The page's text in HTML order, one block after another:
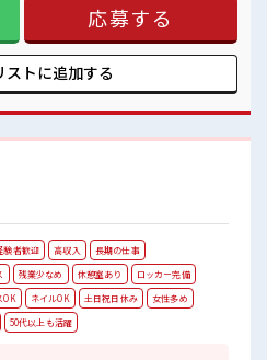
すね★
願いすることもあります♪ ≪完全週休
友人と一緒にプライベート満喫！ ≪モ
手過ぎなければ髪型や髪色自由♪ (規
事≫ 新しいことにチャレンジするのは
働く環境が整っています！ イチからス
まず気軽に相談できる、 派遣のお仕事
応募する
ストに追加する
験者歓迎 高収入
長期の仕事
残業少なめ 休憩室あり
ロッカー完備
OK ネイルOK 土日祝日休み
女性多め
50代以上も活躍